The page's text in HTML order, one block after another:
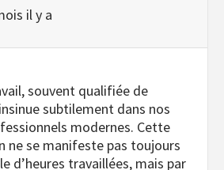
il y a
souvent qualifiée de
subtilement dans nos
modernes. Cette
ne se manifeste pas toujours
d’heures travaillées, mais par